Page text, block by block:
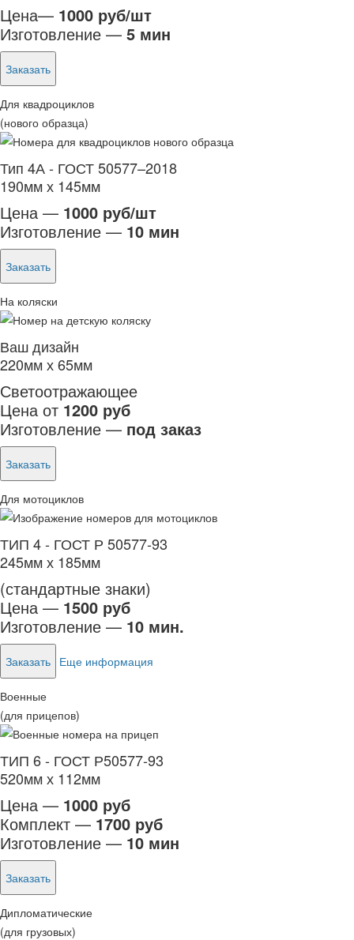
Цена— 1000 руб/шт
Изготовление — 5 мин
Заказать
Для квадроциклов
(нового образца)
Тип 4А - ГОСТ 50577–2018
190мм х 145мм
Цена — 1000 руб/шт
Изготовление — 10 мин
Заказать
На коляски
Ваш дизайн
220мм х 65мм
Светоотражающее
Цена от 1200 руб
Изготовление — под заказ
Заказать
Для мотоциклов
ТИП 4 - ГОСТ Р 50577-93
245мм х 185мм
(стандартные знаки)
Цена — 1500 руб
Изготовление — 10 мин.
Заказать Еще информация
Военные
(для прицепов)
ТИП 6 - ГОСТ Р50577-93
520мм х 112мм
Цена — 1000 руб
Комплект — 1700 руб
Изготовление — 10 мин
Заказать
Дипломатические
(для грузовых)